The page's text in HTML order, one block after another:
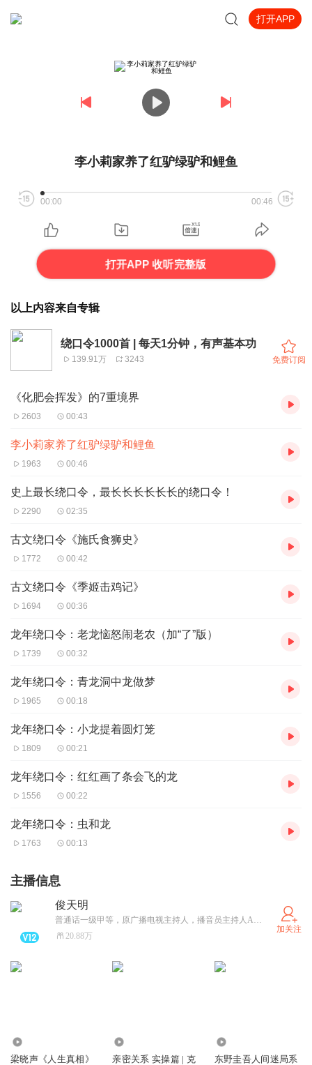
打开APP
李小莉家养了红驴绿驴和鲤鱼
00:00 00:46
打开APP 收听完整版
以上内容来自专辑
绕口令1000首 | 每天1分钟，有声基本功
139.91万 3243 免费订阅
《化肥会挥发》的7重境界
2603 00:43
李小莉家养了红驴绿驴和鲤鱼
1963 00:46
史上最长绕口令，最长长长长长长的绕口令！
2290 02:35
古文绕口令《施氏食狮史》
1772 00:42
古文绕口令《季姬击鸡记》
1694 00:36
龙年绕口令：老龙恼怒闹老农（加“了”版）
1739 00:32
龙年绕口令：青龙洞中龙做梦
1965 00:18
龙年绕口令：小龙提着圆灯笼
1809 00:21
龙年绕口令：红红画了条会飞的龙
1556 00:22
龙年绕口令：虫和龙
1763 00:13
主播信息
俊天明
普通话一级甲等，原广播电视主持人，播音员主持人A级证书，喜马拉雅大学（喜播教育）认证讲师，攀登计划3.0“优秀领教”（2020年），“喜播教育”公众号专栏作者，全国社会艺术水平考级播音主持专业教师。“有声语言艺术学”公众号主理人。对外汉语教材《汉语之路》《HSK标准会话教程》配音员，主持市级以上大型活动1000余场，配音专题片多次登上学习强国及省市级以上主流媒体。
20.88万
加关注
梁晓声《人生真相》
亲密关系 实操篇 | 克
东野圭吾人间迷局系